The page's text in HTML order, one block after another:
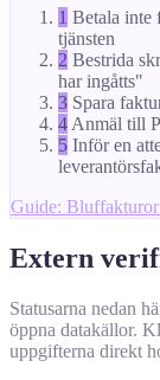
1 Betala inte
tjänsten
2 Bestrida
har ingåtts"
3 Spara
4 Anmäl till
5 Inför en
Guide:
Extern
Statusarna nedan
öppna datakällor.
uppgifterna direkt